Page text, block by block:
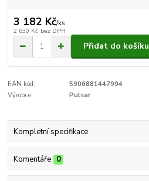
3 182 Kč/ks
2 630 Kč bez DPH
Přidat do košíku
EAN kód:
5906881447994
Výrobce:
Pulsar
Kompletní specifikace
Komentáře 0